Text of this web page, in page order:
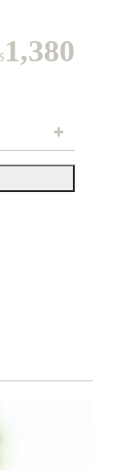
1,380